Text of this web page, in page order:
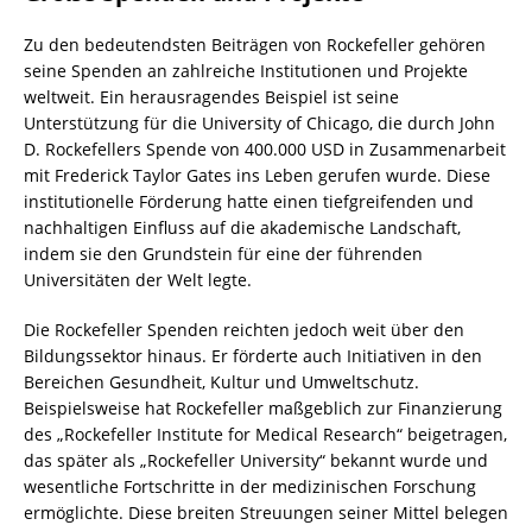
Zu den bedeutendsten Beiträgen von Rockefeller gehören
seine Spenden an zahlreiche Institutionen und Projekte
weltweit. Ein herausragendes Beispiel ist seine
Unterstützung für die University of Chicago, die durch John
D. Rockefellers Spende von 400.000 USD in Zusammenarbeit
mit Frederick Taylor Gates ins Leben gerufen wurde. Diese
institutionelle Förderung hatte einen tiefgreifenden und
nachhaltigen Einfluss auf die akademische Landschaft,
indem sie den Grundstein für eine der führenden
Universitäten der Welt legte.
Die Rockefeller Spenden reichten jedoch weit über den
Bildungssektor hinaus. Er förderte auch Initiativen in den
Bereichen Gesundheit, Kultur und Umweltschutz.
Beispielsweise hat Rockefeller maßgeblich zur Finanzierung
des „Rockefeller Institute for Medical Research“ beigetragen,
das später als „Rockefeller University“ bekannt wurde und
wesentliche Fortschritte in der medizinischen Forschung
ermöglichte. Diese breiten Streuungen seiner Mittel belegen